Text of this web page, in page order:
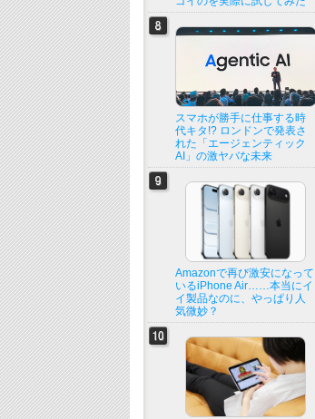
スマホが勝手に仕事する時
代キタ!? ロンドンで発表さ
れた「エージェンティック
AI」の激ヤバな未来
Amazonで再び激安になって
いるiPhone Air……本当にイ
イ製品なのに、やっぱり人
気微妙？